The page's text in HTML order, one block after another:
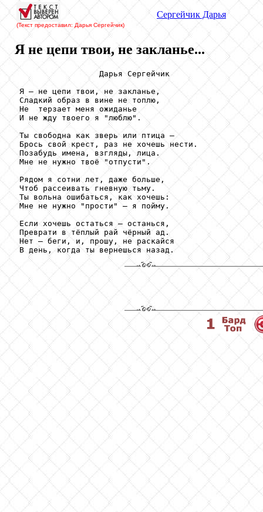
(Текст предоставил: Дарья Сергейчик)
Сергейчик Дарья
Я не цепи твои, не закланье...
                  Дарья Сергейчик
Я – не цепи твои, не закланье,
Сладкий образ в вине не топлю,
Не  терзает меня ожиданье
И не жду твоего я "люблю".
Ты свободна как зверь или птица –
Брось свой крест, раз не хочешь нести.
Позабудь имена, взгляды, лица.
Мне не нужно твоё "отпусти".
Рядом я сотни лет, даже больше,
Чтоб рассеивать гневную тьму.
Ты вольна ошибаться, как хочешь:
Мне не нужно "прости" – я пойму.
Если хочешь остаться – останься,
Преврати в тёплый рай чёрный ад.
Нет – беги, и, прошу, не раскайся
В день, когда ты вернешься назад.